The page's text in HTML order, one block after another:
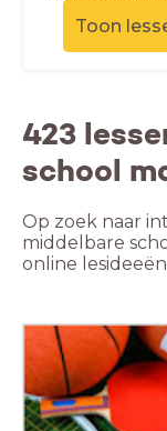
Toon
423
school
Op zoek naar
middelbare
online